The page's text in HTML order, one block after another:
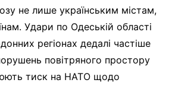
не лише українським містам,
Удари по Одеській області
регіонах дедалі частіше
повітряного простору
тиск на НАТО щодо